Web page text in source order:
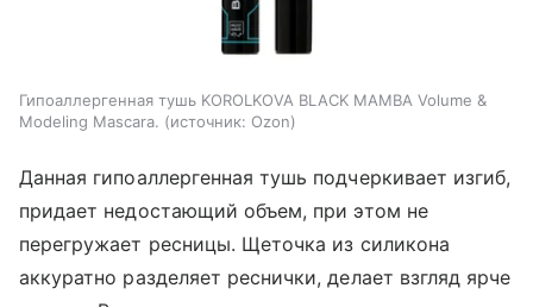
Гипоаллергенная тушь KOROLKOVA BLACK MAMBA Volume &
Modeling Mascara.
источник: Ozon
Данная гипоаллергенная тушь подчеркивает изгиб,
придает недостающий объем, при этом не
перегружает ресницы. Щеточка из силикона
аккуратно разделяет реснички, делает взгляд ярче